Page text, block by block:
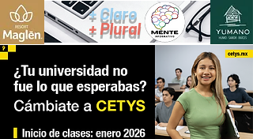
+ Claro
+ Plural